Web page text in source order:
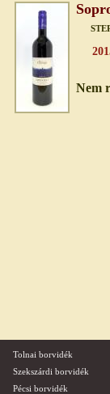
Nem
Tolnai borvidék
Szekszárdi borvidék
Pécsi borvidék